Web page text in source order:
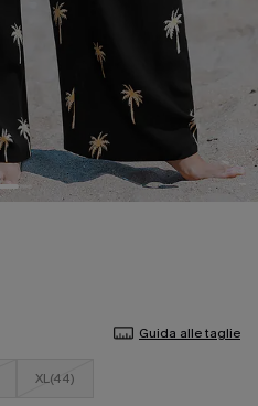
Guida alle taglie
XL(44)